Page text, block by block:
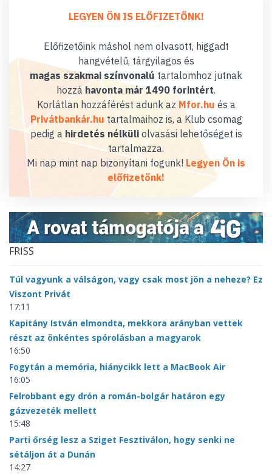
LEGYEN ÖN IS ELŐFIZETŐNK!
Előfizetőink máshol nem olvasott, higgadt
hangvételű, tárgyilagos és
magas szakmai színvonalú tartalomhoz jutnak
hozzáhavonta már 1490 forintért.
Korlátlan hozzáférést adunk az Mfor.hu és a
Privátbankár.hu tartalmaihoz is, a Klub csomag
pedig a hirdetés nélküliolvasási lehetőséget is
tartalmazza.
Mi nap mint nap bizonyítani fogunk! Legyen Ön is
előfizetőnk!
FRISS
Túl vagyunk a válságon, vagy csak most jön a neheze? Ez
Viszont Privát
17:11
Kapitány István elmondta, mekkora arányban vettek
részt az önkéntes spórolásban a magyarok
16:50
Fogytán a memória, hiánycikk lett a MacBook Air
16:05
Felrobbant egy drón a román-bolgár határon egy
gázvezeték mellett
15:48
Parti őrség lesz a Sziget Fesztiválon, hogy senki ne
sétáljon át a Dunán
14:27